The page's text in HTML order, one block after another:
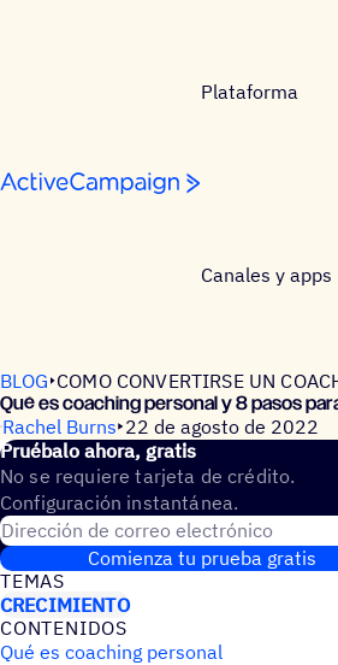
Plataforma
Canales y apps
BLOG COMO CONVERTIRSE UN
Qué es coaching perso­nal y 8 pasos
Rachel Burns 22 de agosto de 2022
Prué­balo ahora, gratis
No se requiere tarjeta de crédito.
Configuración instantánea.
Dirección de correo electrónico
Comienza tu prueba gratis
TEMAS
CRECIMIENTO
CONTE­NI­DOS
Qué es coaching personal